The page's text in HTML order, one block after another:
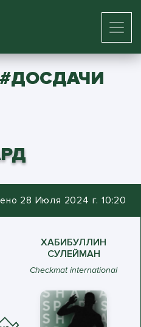
28 Июля 2024 г. 10:20
ХАБИБУЛЛИН
СУЛЕЙМАН
Checkmat international